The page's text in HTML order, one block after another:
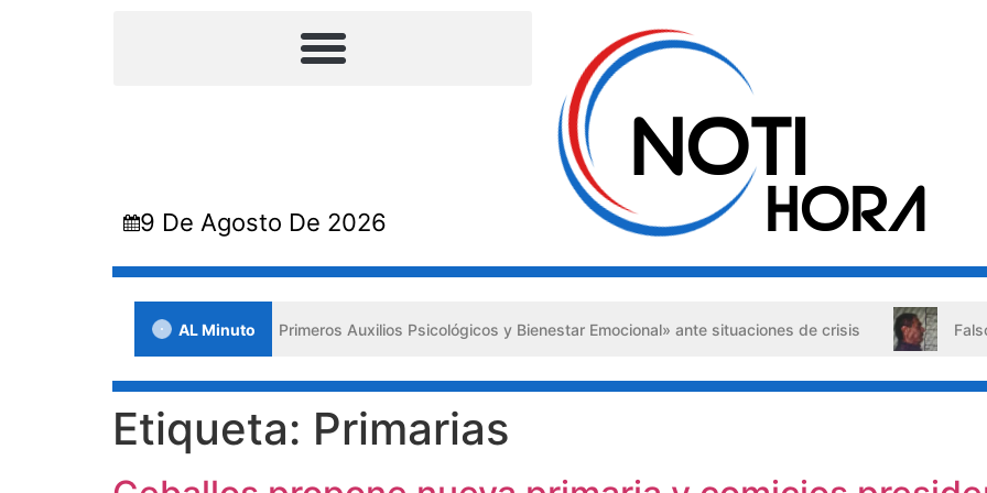
9 De Agosto De 2026
AL Minuto
jornada en Lara impulsa los «Primeros Auxilios Psicológicos y Bienestar Emocional» ante situaciones de crisis Falso
Etiqueta: Primarias